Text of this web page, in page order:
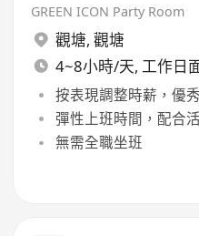
GREEN ICON Party Room
觀塘, 觀塘
4~8小時/天, 工作日
按表現調整時薪，優
彈性上班時間，配合
無需全職坐班